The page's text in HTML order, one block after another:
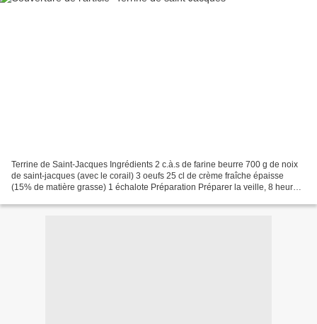
Terrine de Saint-Jacques Ingrédients 2 c.à.s de farine beurre 700 g de noix
de saint-jacques (avec le corail) 3 oeufs 25 cl de crème fraîche épaisse
(15% de matière grasse) 1 échalote Préparation Préparer la veille, 8 heures